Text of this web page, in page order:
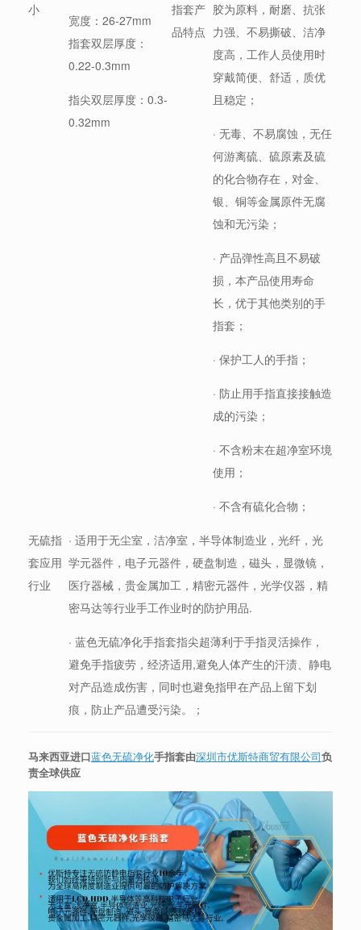
小
宽度：26-27mm
指套双层厚度：
0.22-0.3mm
指尖双层厚度：0.3-
0.32mm
指套产
品特点
胶为原料，耐磨、抗张
力强、不易撕破、洁净
度高，工作人员使用时
穿戴简便、舒适，质优
且稳定；
· 无毒、不易腐蚀，无任
何游离硫、硫原素及硫
的化合物存在，对金、
银、铜等金属原件无腐
蚀和无污染；
· 产品弹性高且不易破
损，本产品使用寿命
长，优于其他类别的手
指套；
· 保护工人的手指；
· 防止用手指直接接触造
成的污染；
· 不含粉末在超净室环境
使用；
· 不含有硫化合物；
无硫指
套应用
行业
· 适用于无尘室，洁净室，半导体制造业，光纤，光
学元器件，电子元器件，硬盘制造，磁头，显微镜，
医疗器械，贵金属加工，精密元器件，光学仪器，精
密马达等行业手工作业时的防护用品.
· 蓝色无硫净化手指套指尖超薄利于手指灵活操作，
避免手指疲劳，经济适用,避免人体产生的汗渍、静电
对产品造成伤害，同时也避免指甲在产品上留下划
痕，防止产品遭受污染。；
马来西亚进口蓝色无硫净化手指套由深圳市优斯特商贸有限公司负
责全球供应